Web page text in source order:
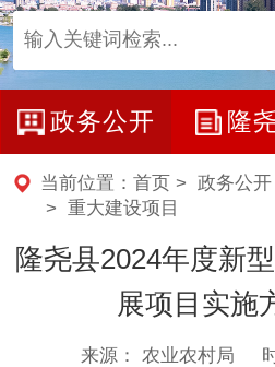
政务公开 隆
当前位置： 首页 > 政务公开
> 重大建设项目
隆尧县2024年度新
展项目实施
来源： 农业农村局